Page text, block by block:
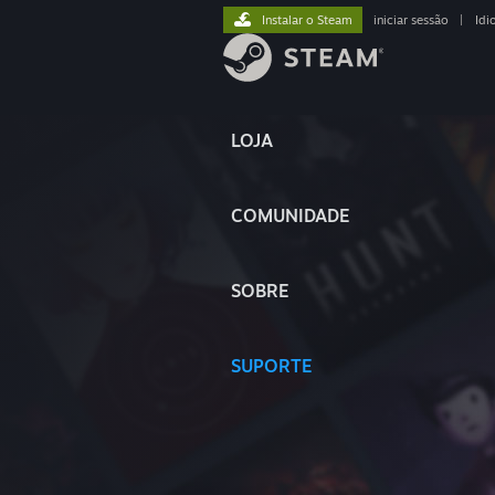
LOJA
COMUNIDADE
SOBRE
SUPORTE
Instalar o Steam iniciar sessão